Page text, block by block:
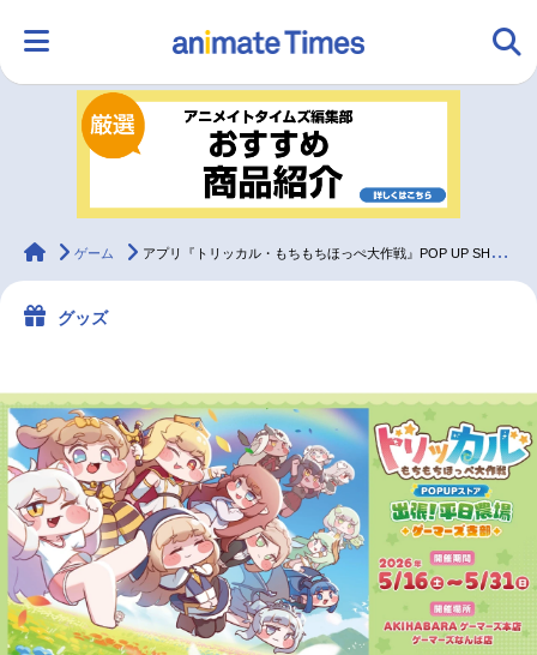
ランキング アニメ
ラジオ
2.5次元 配信・Vtuber トレンド 無料マンガ
最新記事一覧
アニメ記事一覧 声優記事一覧
アニメ映画一覧 実写化映画一覧
今期アニメ曜日別一覧
animateTimes
ゲーム アプリ『トリッカル・もちもちほっぺ大作戦』POP UP SHOP開催!!
グッズ